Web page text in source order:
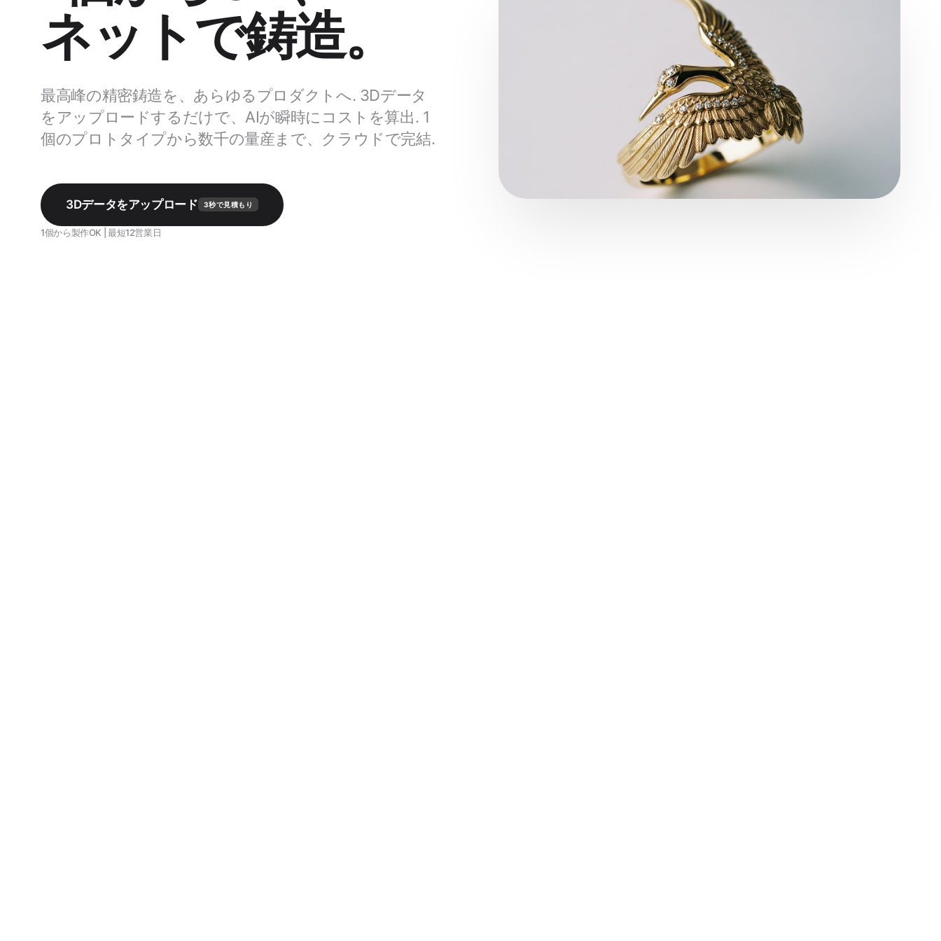
ネットで鋳造。
最高峰の精密鋳造を、あらゆるプロダクトへ. 3Dデータ
をアップロードするだけで、AIが瞬時にコストを算出. 1
個のプロトタイプから数千の量産まで、クラウドで完結.
3Dデータをアップロード 3秒で見積もり
1個から製作OK | 最短12営業日